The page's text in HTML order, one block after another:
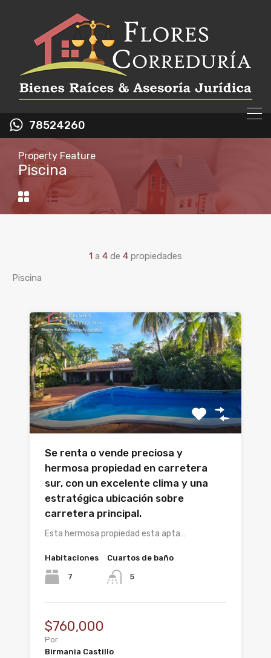
78524260
Property Feature
Piscina
1 a 4 de 4 propiedades
Piscina
Se renta o vende preciosa y
hermosa propiedad en carretera
sur, con un excelente clima y una
estratégica ubicación sobre
carretera principal.
Esta hermosa propiedad esta apta…
Habitaciones
7
Cuartos de baño
5
$760,000
Por
Birmania Castillo